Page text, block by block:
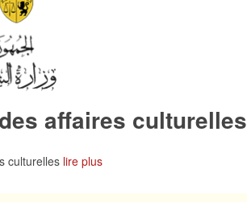
affaires culturelles
culturelles lire plus